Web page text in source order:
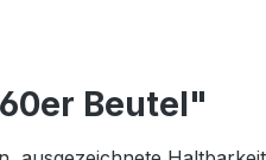
Beutel"